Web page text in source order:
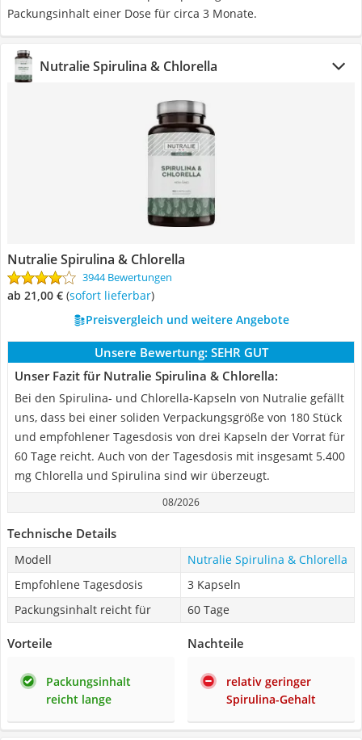
Packungsinhalt einer Dose für circa 3 Monate.
Nutralie Spirulina & Chlorella
Nutralie Spirulina & Chlorella
3944 Bewertungen
ab 21,00 € ( Sofort lieferbar)
Preisvergleich und weitere Angebote
Unsere Bewertung: SEHR GUT
Unser Fazit für Nutralie Spirulina & Chlorella:
Bei den Spirulina- und Chlorella-Kapseln von Nutralie gefällt
uns, dass bei einer soliden Verpackungsgröße von 180 Stück
und empfohlener Tagesdosis von drei Kapseln der Vorrat für
60 Tage reicht. Auch von der Tagesdosis mit insgesamt 5.400
mg Chlorella und Spirulina sind wir überzeugt.
08/2026
Technische Details
Modell
Nutralie Spirulina & Chlorella
Empfohlene Tagesdosis
3 Kapseln
Packungsinhalt reicht für
60 Tage
Vorteile
Packungsinhalt
reicht lange
Nachteile
relativ geringer
Spirulina-Gehalt